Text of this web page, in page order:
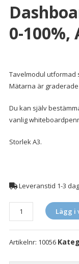
0-100%,
Tavelmodul utformad
Mätarna är graderade
Du kan själv
vanlig
Storlek A3.
Leveranstid 1-3
Dashboard
med
10
mätare
Lägg i
Artikelnr: 10056